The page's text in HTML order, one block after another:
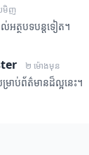
មិញ
អត្ថបទបន្តទៀត។
២ ម៉ោងមុន
ប់ព័ត៌មានដ៏ល្អនេះ។